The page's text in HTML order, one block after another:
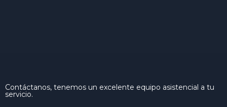
Contáctanos, tenemos un excelente equipo asistencial a tu
servicio.